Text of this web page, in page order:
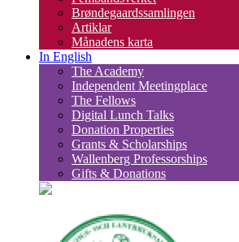
Brøndegaardssamlingen
Artiklar
Månadens karta
In English
The Academy
Independent Meetingplace
The Fellows
Digital Lunch Talks
Donation Properties
Grants & Scholarships
Wallenberg Professorships
Gifts & Donations